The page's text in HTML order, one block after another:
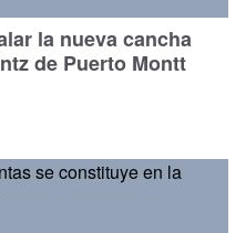
la nueva cancha
de Puerto Montt